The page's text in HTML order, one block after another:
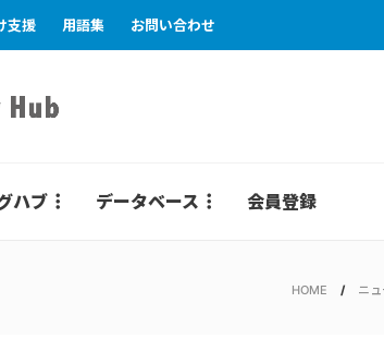
支援 用語集 お問い合わせ
ハブ データベース 会員登録
HOME ニュ